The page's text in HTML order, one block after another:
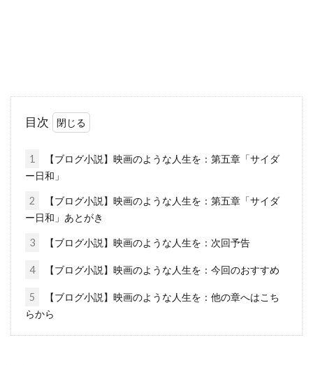
目次
1
【ブログ小説】映画のような人生を：第五章「サイダ
ー日和」
2
【ブログ小説】映画のような人生を：第五章「サイダ
ー日和」あとがき
3 【ブログ小説】映画のような人生を：次回予告
4 【ブログ小説】映画のような人生を：今回のおすすめ
5
【ブログ小説】映画のような人生を：他の章へはこち
らから